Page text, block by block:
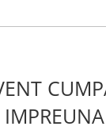
IMPREUNA